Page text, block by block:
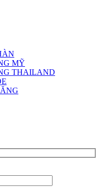
MỸ
THAILAND